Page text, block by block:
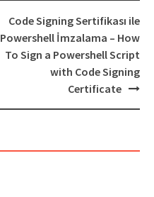
Code Signing Sertifikası ile
Powershell İmzalama – How
To Sign a Powershell Script
with Code Signing
Certificate